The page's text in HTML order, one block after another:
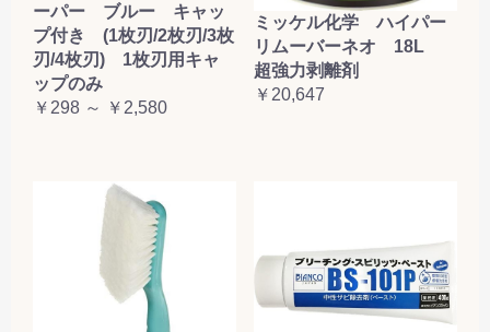
ーパー ブルー キャッ
プ付き (1枚刃/2枚刃/3枚
刃/4枚刃) 1枚刃用キャ
ップのみ
￥298 ～ ￥2,580
ミッケル化学 ハイパー
リムーバーネオ 18L
超強力剥離剤
￥20,647